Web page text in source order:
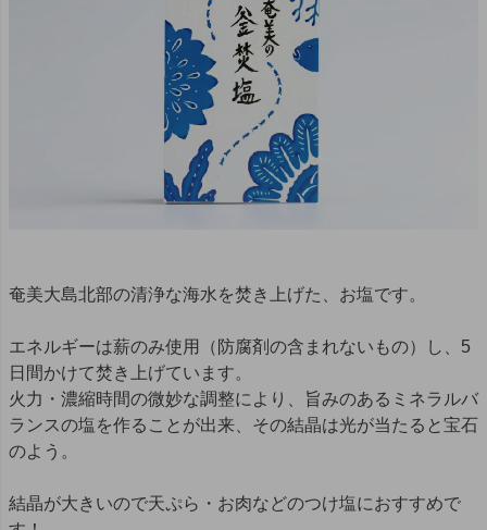
奄美大島北部の清浄な海水を焚き上げた、お塩です。
エネルギーは薪のみ使用（防腐剤の含まれないもの）し、5
日間かけて焚き上げています。
火力・濃縮時間の微妙な調整により、旨みのあるミネラルバ
ランスの塩を作ることが出来、その結晶は光が当たると宝石
のよう。
結晶が大きいので天ぷら・お肉などのつけ塩におすすめで